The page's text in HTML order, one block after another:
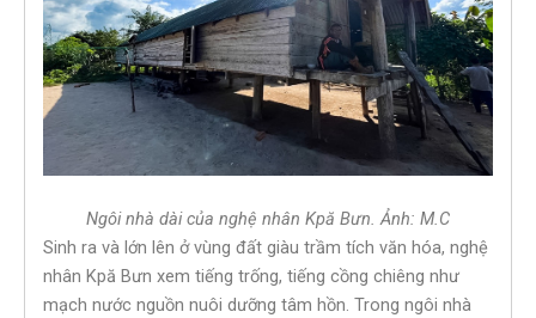
Ngôi nhà dài của nghệ nhân Kpă Bưn. Ảnh: M.C
Sinh ra và lớn lên ở vùng đất giàu trầm tích văn hóa, nghệ
nhân Kpă Bưn xem tiếng trống, tiếng cồng chiêng như
mạch nước nguồn nuôi dưỡng tâm hồn. Trong ngôi nhà